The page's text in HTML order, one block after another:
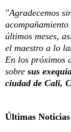
"Agradecemos
últimos meses,
el maestro a lo
En los próximos
sobre sus
ciudad de Cali,
Últimas Noticias